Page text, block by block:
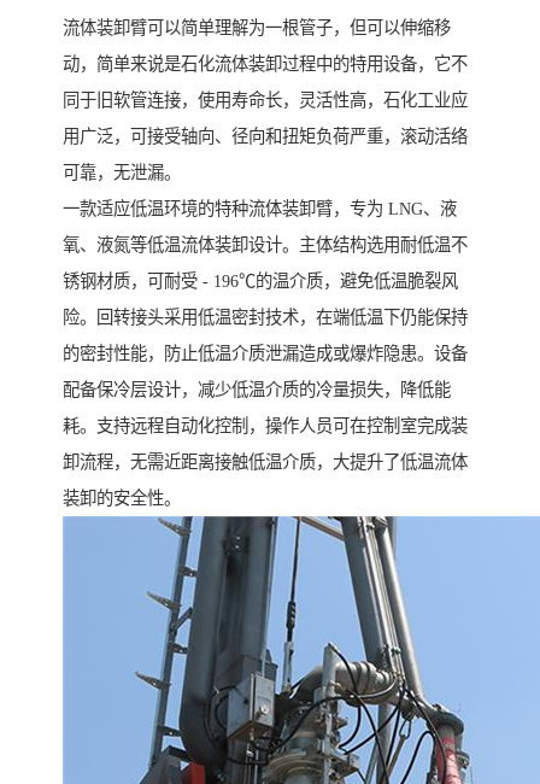
流体装卸臂可以简单理解为一根管子，但可以伸缩移
动，简单来说是石化流体装卸过程中的特用设备，它不
同于旧软管连接，使用寿命长，灵活性高，石化工业应
用广泛，可接受轴向、径向和扭矩负荷严重，滚动活络
可靠，无泄漏。
一款适应低温环境的特种流体装卸臂，专为 LNG、液
氧、液氮等低温流体装卸设计。主体结构选用耐低温不
锈钢材质，可耐受 - 196℃的温介质，避免低温脆裂风
险。回转接头采用低温密封技术，在端低温下仍能保持
的密封性能，防止低温介质泄漏造成或爆炸隐患。设备
配备保冷层设计，减少低温介质的冷量损失，降低能
耗。支持远程自动化控制，操作人员可在控制室完成装
卸流程，无需近距离接触低温介质，大提升了低温流体
装卸的安全性。